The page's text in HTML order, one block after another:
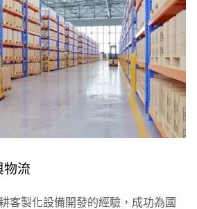
物流
客製化設備開發的經驗，成功為國